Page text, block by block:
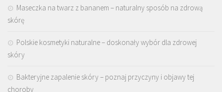
Maseczka na twarz z bananem – naturalny sposób na zdrową
skórę
Polskie kosmetyki naturalne – doskonały wybór dla zdrowej
skóry
Bakteryjne zapalenie skóry – poznaj przyczyny i objawy tej
choroby